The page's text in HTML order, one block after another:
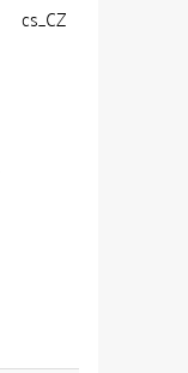
cs_CZ